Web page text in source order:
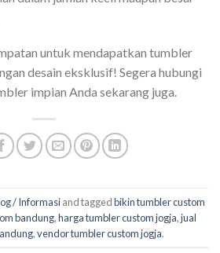
untuk mendapatkan tumbler
desain eksklusif! Segera hubungi
impian Anda sekarang juga.
/ Informasiand taggedbikin tumbler custom
bandung,harga tumbler custom jogja,jual
,vendor tumbler custom jogja.